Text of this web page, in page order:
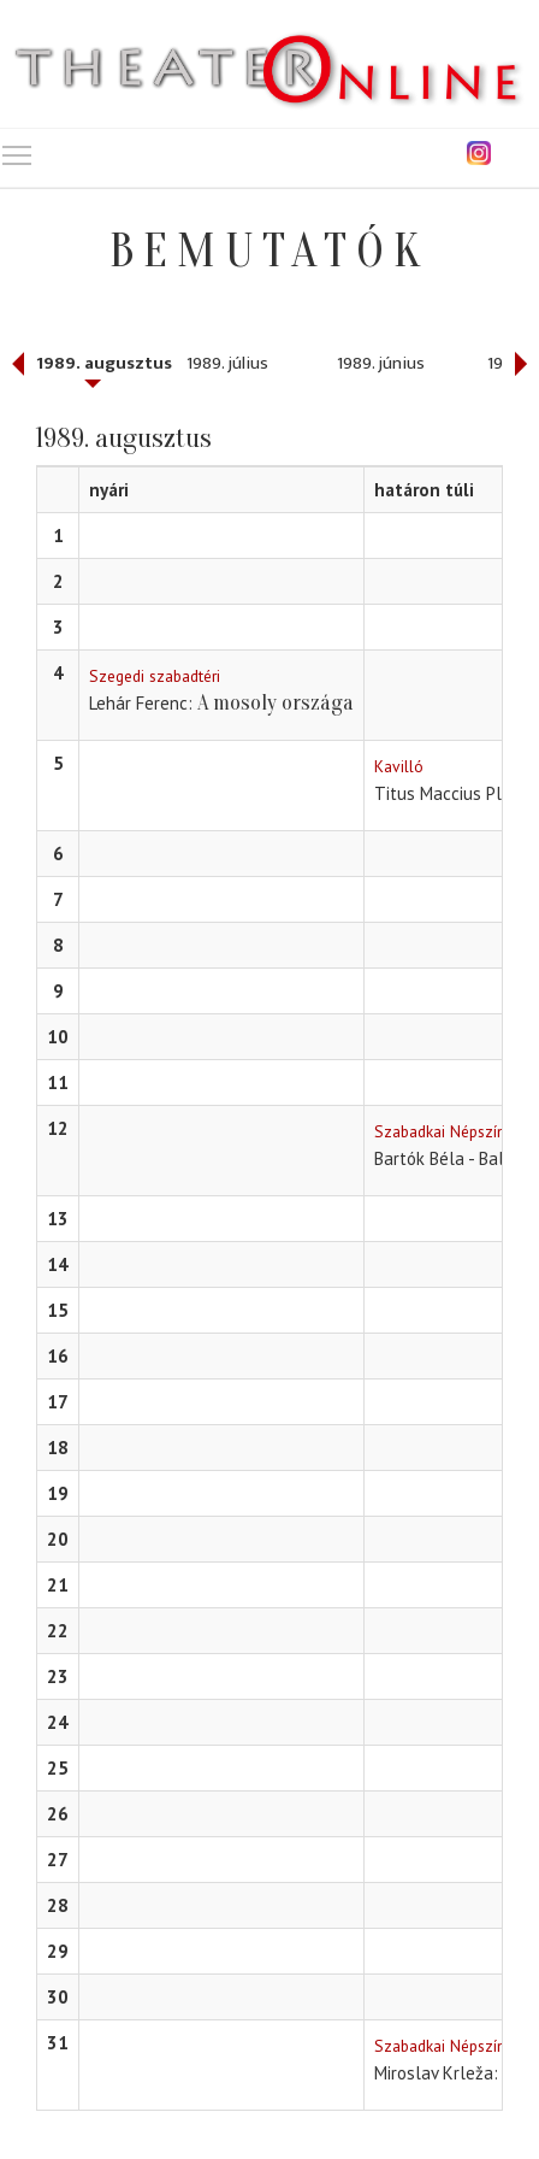
BEMUTATÓK
1989. augusztus 1989. július 1989. június 1989.
1989. augusztus
nyári
határon túli
1
2
3
4
Szegedi szabadtéri
Lehár Ferenc A mosoly országa
5 Kavilló
Titus Maccius
6
7
8
9
10
11
12
Szabadkai Népszínház
Bartók Béla - Balázs
13
14
15
16
17
18
19
20
21
22
23
24
25
26
27
28
29
30
31
Szabadkai Népszínház
Miroslav Krleža